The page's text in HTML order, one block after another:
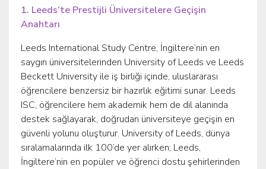
1. Leeds’te Prestijli Üniversitelere Geçişin
Anahtarı
Leeds International Study Centre, İngiltere’nin en
saygın üniversitelerinden University of Leeds ve Leeds
Beckett University ile iş birliği içinde, uluslararası
öğrencilere benzersiz bir hazırlık eğitimi sunar. Leeds
ISC, öğrencilere hem akademik hem de dil alanında
destek sağlayarak, doğrudan üniversiteye geçişin en
güvenli yolunu oluşturur. University of Leeds, dünya
sıralamalarında ilk 100’de yer alırken; Leeds,
İngiltere’nin en popüler ve öğrenci dostu şehirlerinden